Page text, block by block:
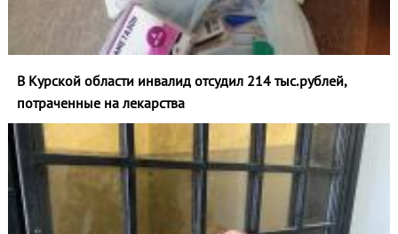
В Курской области инвалид отсудил 214 тыс.рублей,
потраченные на лекарства